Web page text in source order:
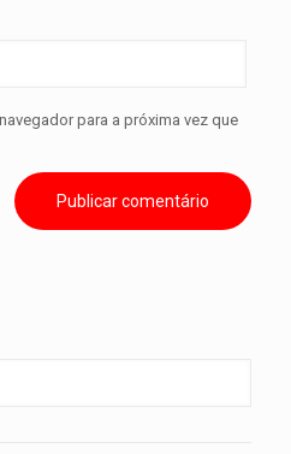
para a próxima vez que